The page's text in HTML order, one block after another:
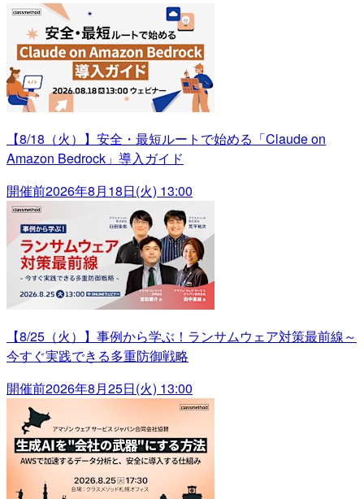
【8/18（火）】安全・最短ルートで始める「Claude on
Amazon Bedrock」導入ガイド
開催前2026年8月18日(火) 13:00
【8/25（火）】事例から学ぶ！ランサムウェア対策最前線～
今すぐ実践できる多重防御戦略
開催前2026年8月25日(火) 13:00